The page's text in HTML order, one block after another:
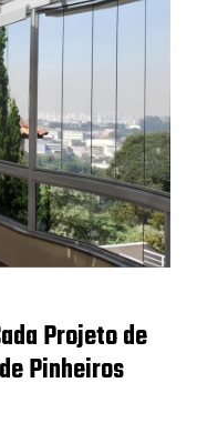
Projeto de
Pinheiros